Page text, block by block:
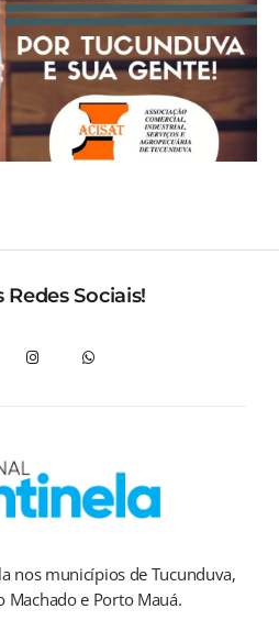
Redes Sociais!
nos municípios de Tucunduva,
Machado e Porto Mauá.